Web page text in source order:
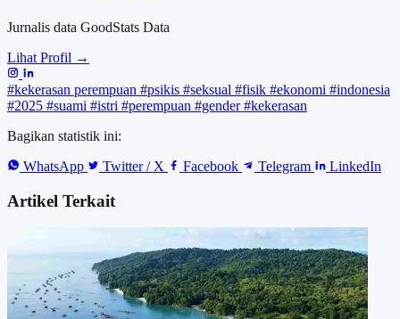
Jurnalis data GoodStats Data
Lihat Profil →
#kekerasan perempuan #psikis #seksual #fisik #ekonomi #indonesia
#2025 #suami #istri #perempuan #gender#kekerasan
Bagikan statistik ini:
WhatsApp
Twitter / X Facebook Telegram LinkedIn
Artikel Terkait